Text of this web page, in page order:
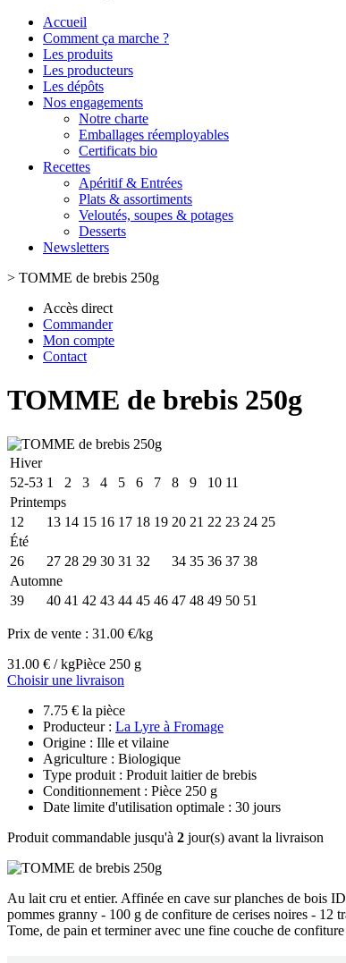
Accueil
Comment ça marche ?
Les produits
Les producteurs
Les dépôts
Nos engagements
Notre charte
Emballages réemployables
Certificats bio
Recettes
Apéritif & Entrées
Plats & assortiments
Veloutés, soupes & potages
Desserts
Newsletters
> TOMME de brebis 250g
Accès direct
Commander
Mon compte
Contact
TOMME de brebis 250g
Hiver
52-53 1 2 3 4 5 6 7 8 9 10 11
Printemps
12
13 14 15 16 17 18 19 20 21 22 23 24 25
Été
26
27 28 29 30 31 32 34 35 36 37 38
Automne
39
40 41 42 43 44 45 46 47 48 49 50 51
Prix de vente : 31.00 €/kg
31.00 € / kgPièce 250 g
Choisir une livraison
7.75 € la pièce
Producteur : La Lyre à Fromage
Origine : Ille et vilaine
Agriculture : Biologique
Type produit : Produit laitier de brebis
Conditionnement : Pièce 250 g
Date limite d'utilisation optimale : 30 jours
Produit commandable jusqu'à 2 jour(s) avant la livraison
Au lait cru et entier. Affinée en cave sur planches de bois
pommes granny - 100 g de confiture de cerises noires - 12
Tome, de pain et terminer avec une fine couche de